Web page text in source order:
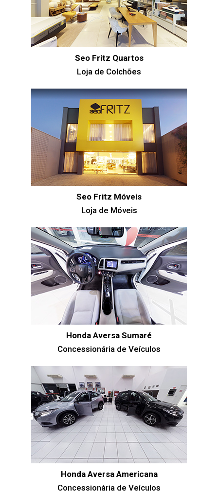
Seo Fritz Quartos
Loja de Colchões
Seo Fritz Móveis
Loja de Móveis
Honda Aversa Sumaré
Concessionária de Veículos
Honda Aversa Americana
Concessionária de Veículos